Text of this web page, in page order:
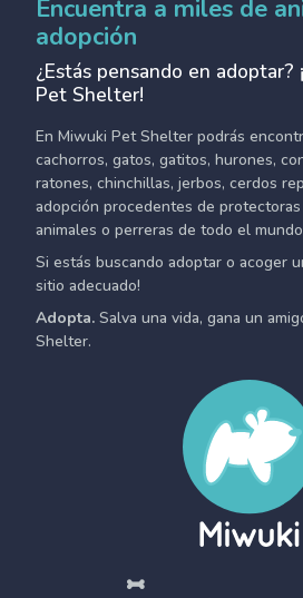
Encuentra a miles de
adopción
¿Estás pensando en adoptar?
Pet Shelter!
En Miwuki Pet Shelter podrás
cachorros, gatos, gatitos, hurones,
ratones, chinchillas, jerbos, cerdos
adopción procedentes de
animales o perreras de todo el
Si estás buscando adoptar o acoger
sitio adecuado!
Adopta. Salva una vida, gana un
Shelter.